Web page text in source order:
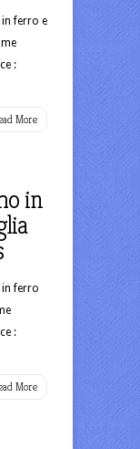
in ferro e
:
More
in
in ferro
:
More